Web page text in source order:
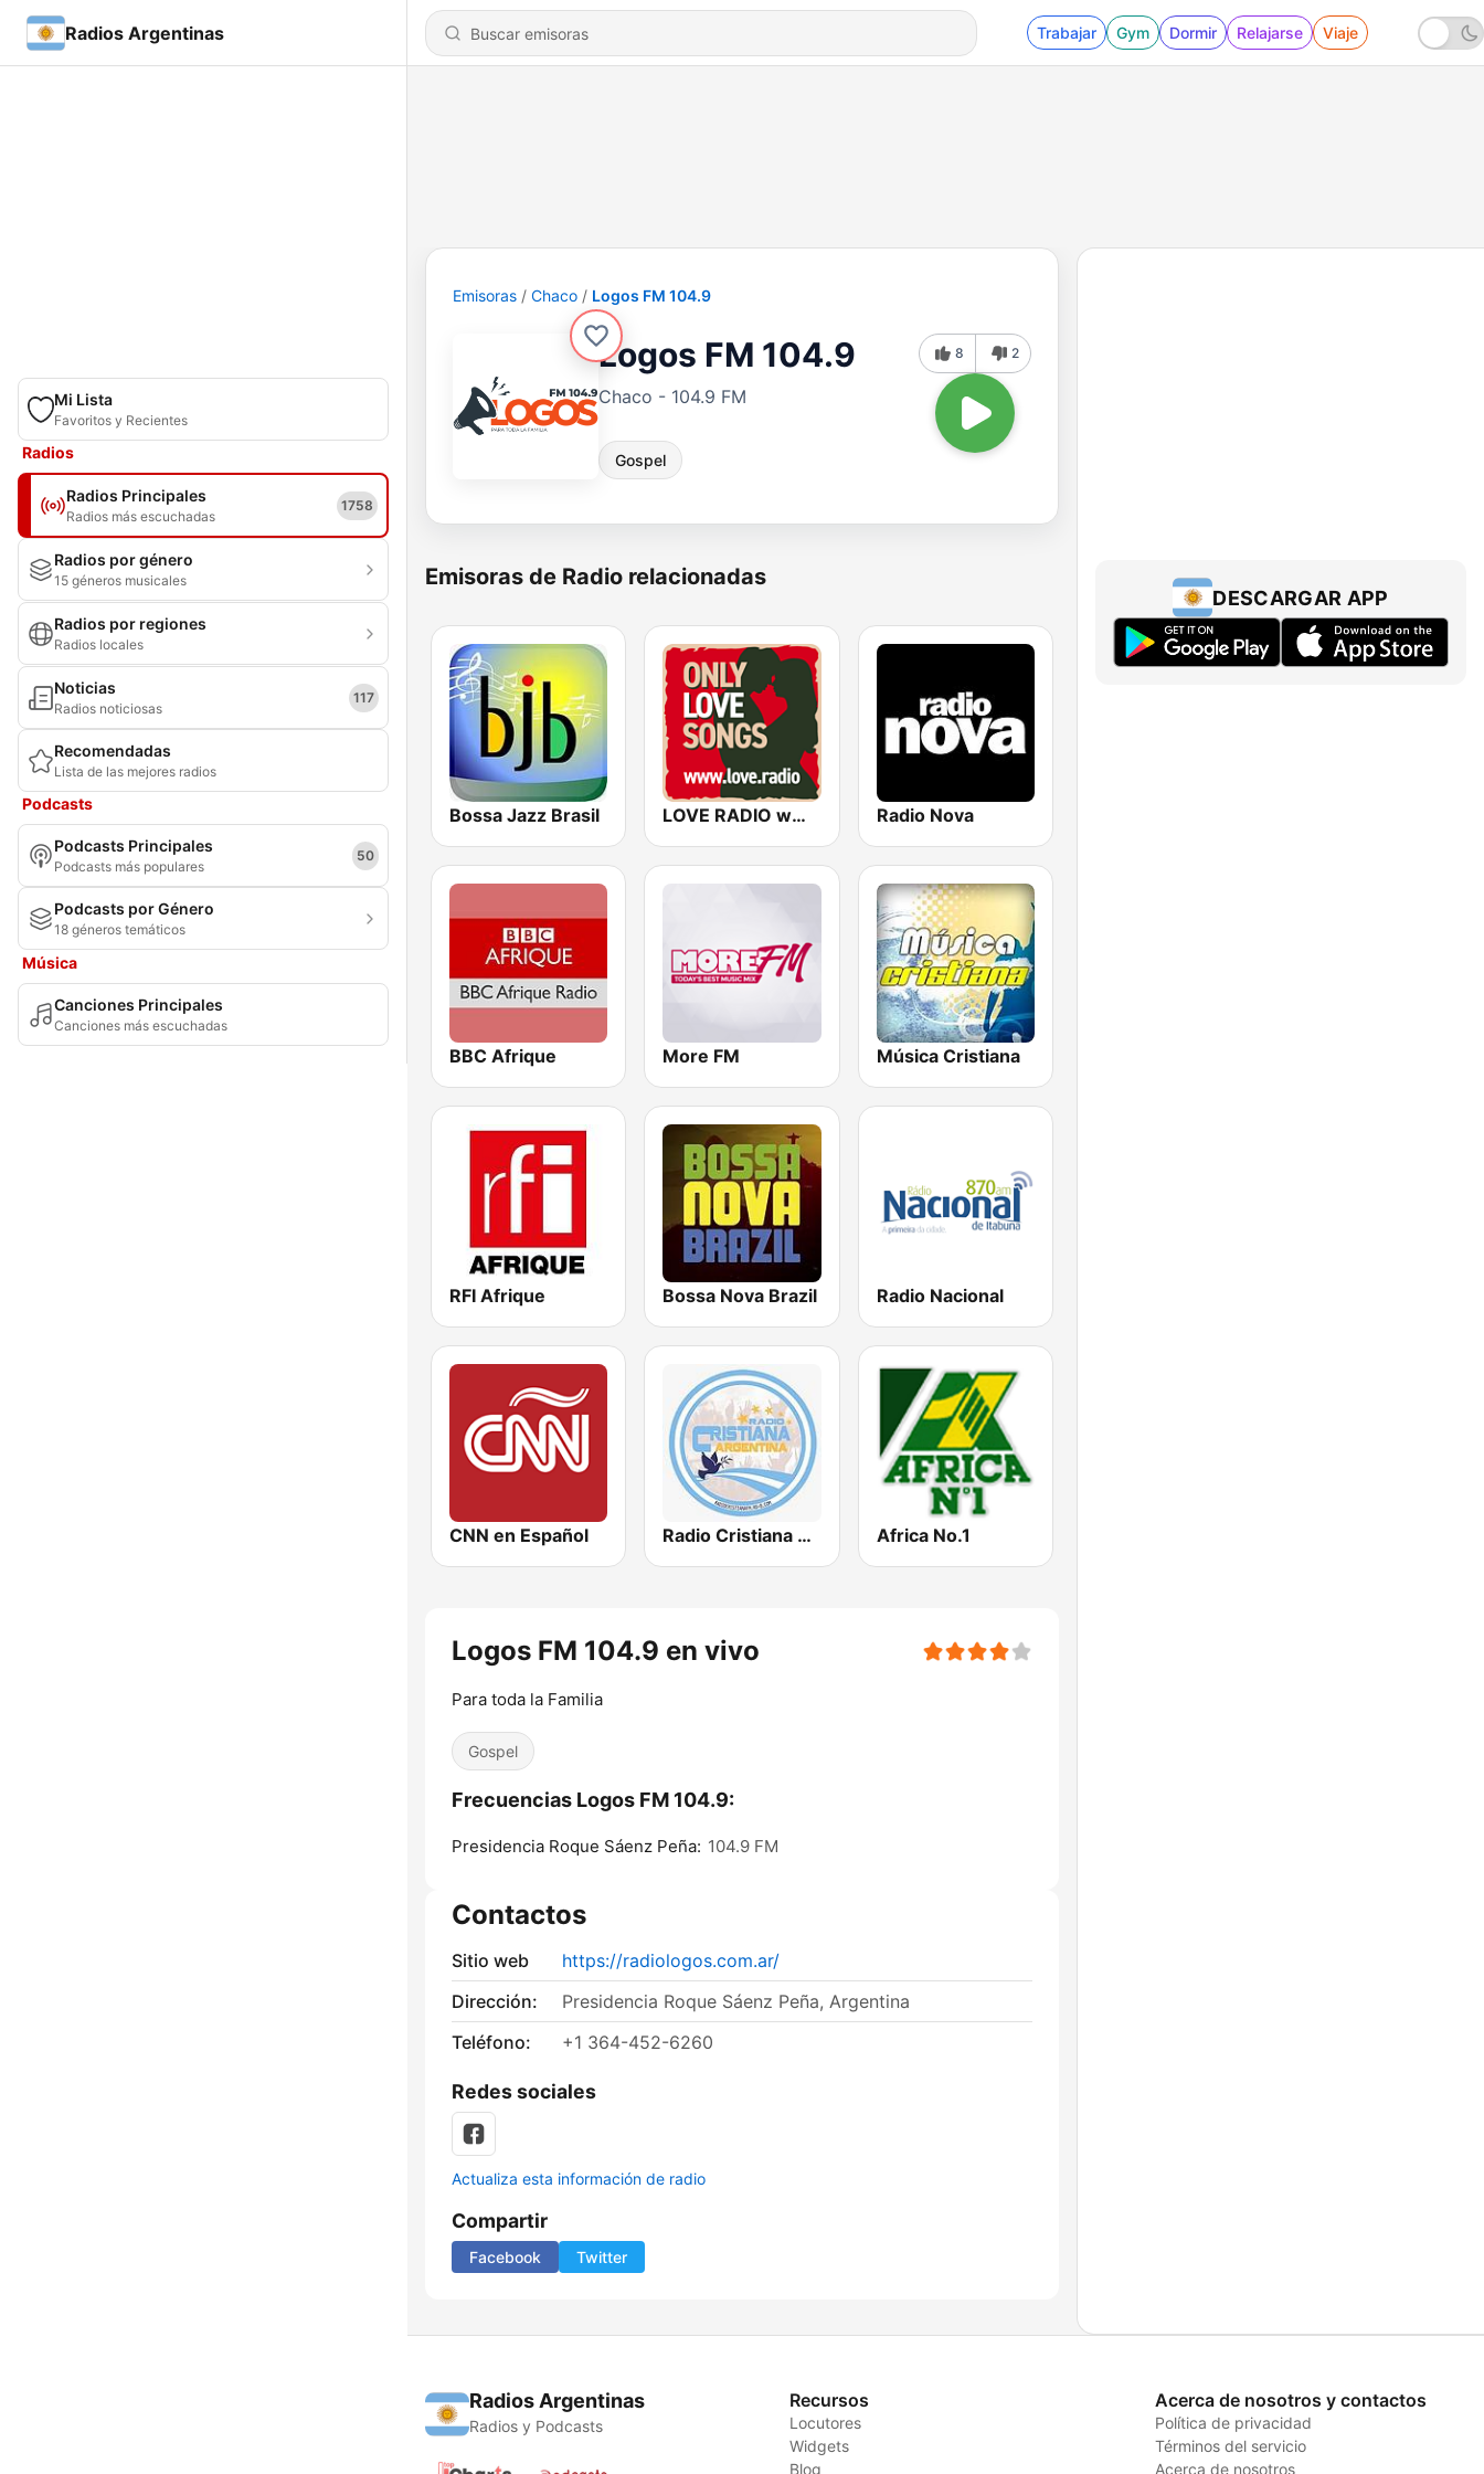
Radios Argentinas Trabajar Gym Dormir Relajarse Viaje
Mi Lista
Favoritos y Recientes
Radios
Radios Principales
Radios más escuchadas
1758
Radios por género
15 géneros musicales
Radios por regiones
Radios locales
Noticias
Radios noticiosas
117
Recomendadas
Lista de las mejores radios
Podcasts
Podcasts Principales
Podcasts más populares
50
Podcasts por Género
18 géneros temáticos
Música
Canciones Principales
Canciones más escuchadas
Emisoras Chaco Logos FM 104.9
Logos FM 104.9
Chaco - 104.9 FM
Gospel
8 2
Emisoras de Radio relacionadas
Bossa Jazz Brasil LOVE RADIO www.LOVE.radio Radio Nova
BBC Afrique More FM Música Cristiana
RFI Afrique Bossa Nova Brazil Radio Nacional
CNN en Español Radio Cristiana Argentina Africa No.1
Logos FM 104.9 en vivo
Para toda la Familia
Gospel
Frecuencias Logos FM 104.9:
Presidencia Roque Sáenz Peña: 104.9 FM
Contactos
Sitio web
https://radiologos.com.ar/
Dirección:
Presidencia Roque Sáenz Peña, Argentina
Teléfono:
+1 364-452-6260
Redes sociales
Actualiza esta información de radio
Compartir
Facebook Twitter
DESCARGAR APP
Radios Argentinas
Radios y Podcasts
Recursos
Locutores
Widgets
Blog
Acerca de nosotros y contactos
Política de privacidad
Términos del servicio
Acerca de nosotros